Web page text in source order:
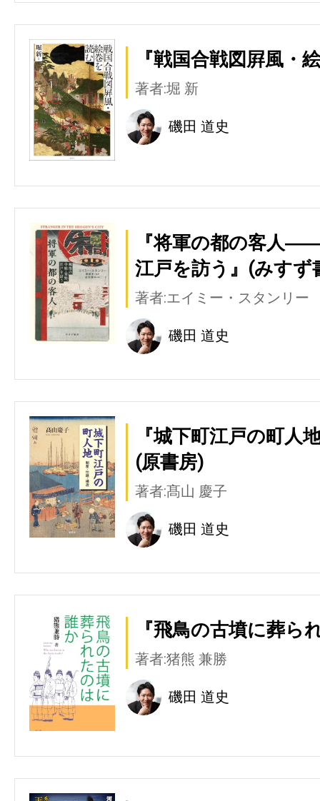
『戦国合戦図屛風・
著者:堀 新
磯田 道史
『将軍の都の客人
江戸を訪う』(みすず
著者:エイミー・スタンリー
磯田 道史
『城下町江戸の町人
(原書房)
著者:髙山 慶子
磯田 道史
『飛鳥の古墳に葬ら
著者:猪熊 兼勝
磯田 道史